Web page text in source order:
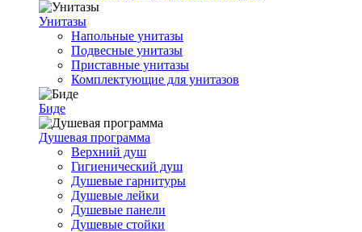
Унитазы
Напольные унитазы
Подвесные унитазы
Приставные унитазы
Комплектующие для унитазов
Биде
Душевая программа
Верхний душ
Гигиенический душ
Душевые гарнитуры
Душевые лейки
Душевые панели
Душевые стойки